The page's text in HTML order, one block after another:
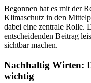
Begonnen hat es mit der
Klimaschutz in den
dabei eine zentrale Rolle.
entscheidenden Beitrag
sichtbar machen.
Nachhaltig Wirten:
wichtig